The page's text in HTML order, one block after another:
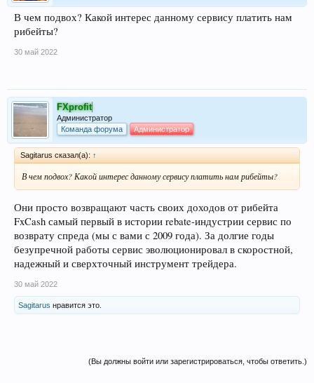
В чем подвох? Какой интерес данному сервису платить нам
рибейты?
30 май 2022
FXprofit
Администратор
Команда форума
Администратор
Sagitarus сказал(а): ↑
В чем подвох? Какой интерес данному сервису платить нам рибейты?
Они просто возвращают часть своих доходов от рибейта
FxCash самый первый в истории rebate-индустрии сервис по
возврату спреда (мы с вами с 2009 года). За долгие годы
безупречной работы сервис эволюционировал в скоростной,
надежный и сверхточный инструмент трейдера.
30 май 2022
Sagitarus нравится это.
(Вы должны войти или зарегистрироваться, чтобы ответить.)